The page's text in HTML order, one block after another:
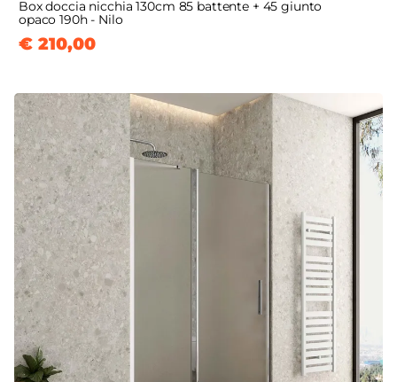
Box doccia nicchia 130cm 85 battente + 45 giunto
opaco 190h - Nilo
€ 210,00